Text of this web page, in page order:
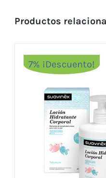
Productos
7% ¡Descuento!